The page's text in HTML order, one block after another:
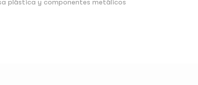
plástica y componentes metálicos